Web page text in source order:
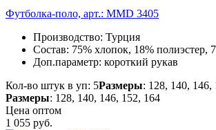
Футболка-поло, арт.: MMD 3405
Производство: Турция
Состав: 75% хлопок, 18% полиэстер,
Доп.параметр: короткий рукав
Кол-во штук в уп: 5Размеры: 128, 140, 146,
Размеры: 128, 140, 146, 152, 164
Цена оптом
1 055 руб.